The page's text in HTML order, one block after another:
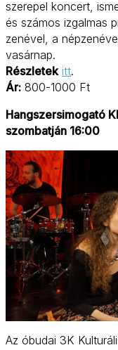
szerepel koncert,
és számos izgalmas
zenével, a
vasárnap.
Részletek itt.
Ár: 800-1000 Ft
Hangszersimogató
szombatján 16:00
Az óbudai 3K